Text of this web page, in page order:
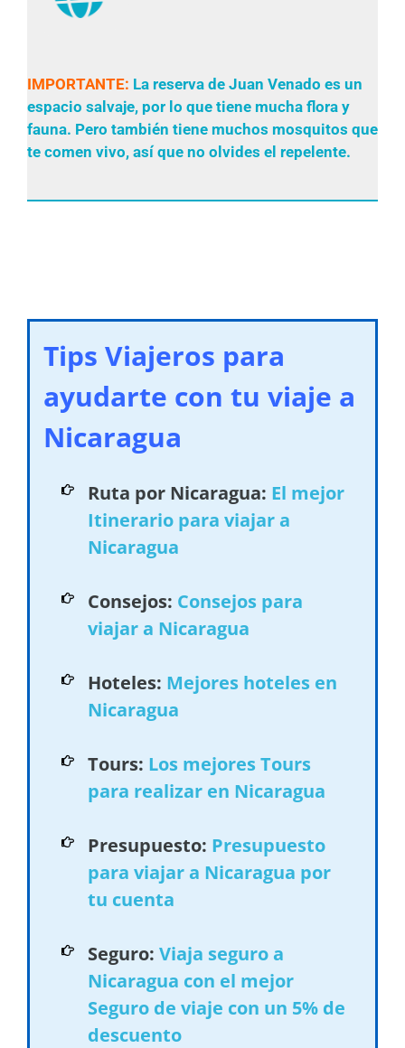
IMPORTANTE: La reserva de Juan Venado es un
espacio salvaje, por lo que tiene mucha flora y
fauna. Pero también tiene muchos mosquitos que
te comen vivo, así que no olvides el repelente.
Tips Viajeros para
ayudarte con tu viaje a
Nicaragua
Ruta por Nicaragua: El mejor
Itinerario para viajar a
Nicaragua
Consejos: Consejos para
viajar a Nicaragua
Hoteles: Mejores hoteles en
Nicaragua
Tours: Los mejores Tours
para realizar en Nicaragua
Presupuesto: Presupuesto
para viajar a Nicaragua por
tu cuenta
Seguro: Viaja seguro a
Nicaragua con el mejor
Seguro de viaje con un 5% de
descuento